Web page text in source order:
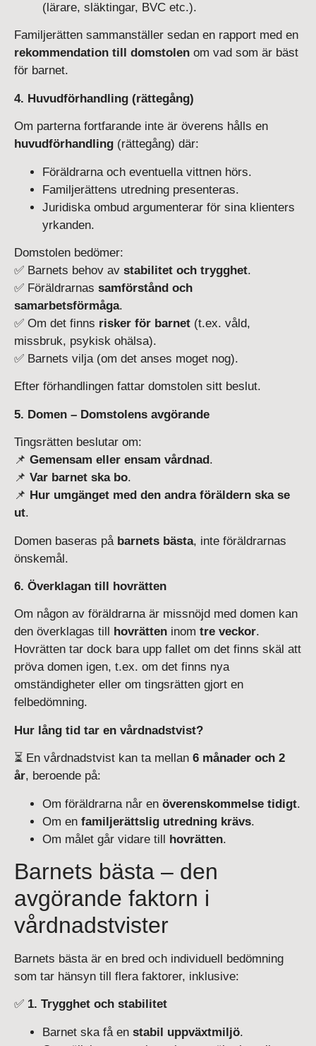
(lärare, släktingar, BVC etc.).
Familjerätten sammanställer sedan en rapport med en
rekommendation till domstolen om vad som är bäst
för barnet.
4. Huvudförhandling (rättegång)
Om parterna fortfarande inte är överens hålls en
huvudförhandling (rättegång) där:
Föräldrarna och eventuella vittnen hörs.
Familjerättens utredning presenteras.
Juridiska ombud argumenterar för sina klienters
yrkanden.
Domstolen bedömer:
✅ Barnets behov av stabilitet och trygghet.
✅ Föräldrarnas samförstånd och
samarbetsförmåga.
✅ Om det finns risker för barnet (t.ex. våld,
missbruk, psykisk ohälsa).
✅ Barnets vilja (om det anses moget nog).
Efter förhandlingen fattar domstolen sitt beslut.
5. Domen – Domstolens avgörande
Tingsrätten beslutar om:
📌 Gemensam eller ensam vårdnad .
📌 Var barnet ska bo.
📌 Hur umgänget med den andra föräldern ska se
ut.
Domen baseras på barnets bästa, inte föräldrarnas
önskemål.
6. Överklagan till hovrätten
Om någon av föräldrarna är missnöjd med domen kan
den överklagas till
hovrätten inom tre veckor.
Hovrätten tar dock bara upp fallet om det finns skäl att
pröva domen igen, t.ex. om det finns nya
omständigheter eller om tingsrätten gjort en
felbedömning.
Hur lång tid tar en vårdnadstvist?
⏳ En vårdnadstvist kan ta mellan 6 månader och 2
år, beroende på:
Om föräldrarna når en överenskommelse tidigt.
Om en familjerättslig utredning krävs.
Om målet går vidare till hovrätten.
Barnets bästa – den
avgörande faktorn i
vårdnadstvister
Barnets bästa är en bred och individuell bedömning
som tar hänsyn till flera faktorer, inklusive:
✅ 1. Trygghet och stabilitet
Barnet ska få en stabil uppväxtmiljö.